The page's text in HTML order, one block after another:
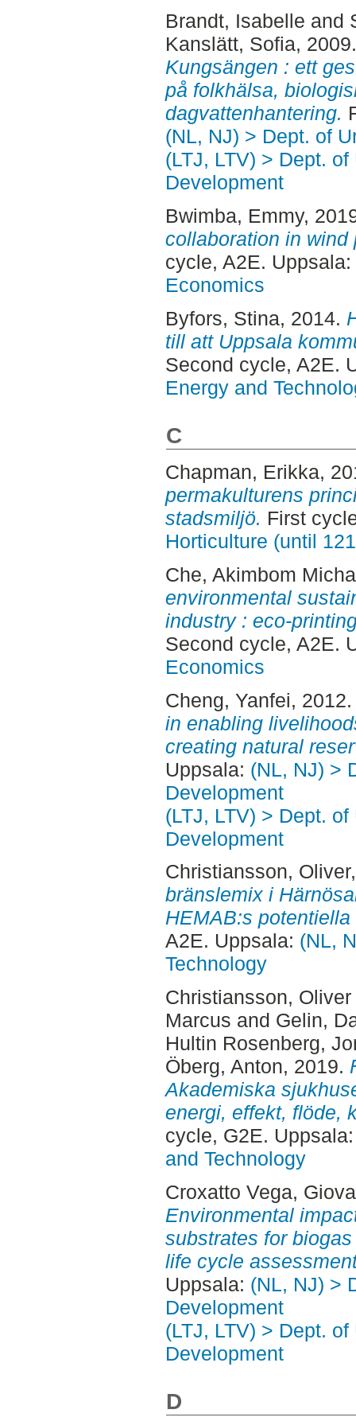
Brandt, Isabelle and
Kanslätt, Sofia,
Kungsängen : ett
på folkhälsa,
dagvattenhantering.
(NL, NJ) > Dept. of
(LTJ, LTV) > Dept.
Development
Bwimba, Emmy,
collaboration in wind
cycle, A2E. Uppsala:
Economics
Byfors, Stina, 2014.
till att Uppsala
Second cycle, A2E.
Energy and
C
Chapman, Erikka,
permakulturens
stadsmiljö. First
Horticulture (until
Che, Akimbom
environmental
industry : eco-
Second cycle, A2E.
Economics
Cheng, Yanfei,
in enabling
creating natural
Uppsala: (NL, NJ) >
Development
(LTJ, LTV) > Dept.
Development
Christiansson, Oliver
bränslemix i
HEMAB:s
A2E. Uppsala: (NL,
Technology
Christiansson, Oliver
Marcus and Gelin,
Hultin Rosenberg,
Öberg, Anton, 2019.
Akademiska
energi, effekt, flöde,
cycle, G2E.
and Technology
Croxatto Vega,
Environmental
substrates for
life cycle
Uppsala: (NL, NJ) >
Development
(LTJ, LTV) > Dept.
Development
D